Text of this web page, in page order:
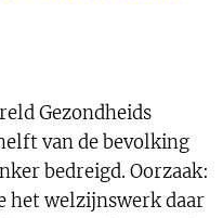
Gezondheids
van de bevolking
bedreigd. Oorzaak:
het welzijnswerk daar